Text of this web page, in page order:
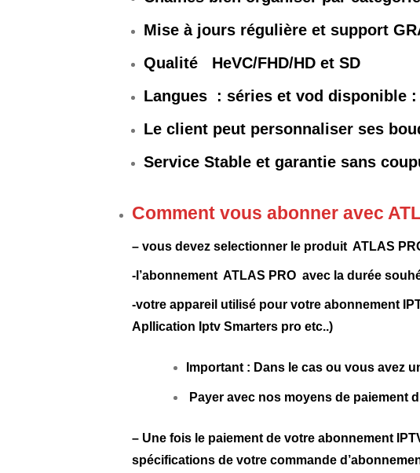
Mise à jours régulière et support
Qualité HeVC/FHD/HD et SD
Langues : séries et vod disponible :
Le client peut personnaliser ses
Service Stable et garantie sans
Comment vous abonner avec
– vous devez selectionner le produit ATLAS
-l’abonnement ATLAS PRO avec la durée
-votre appareil utilisé pour votre abonnement
Apllication Iptv Smarters pro etc..)
Important : Dans le cas ou vous avez
Payer avec nos moyens de paiement
– Une fois le paiement de votre abonnement
spécifications de votre commande